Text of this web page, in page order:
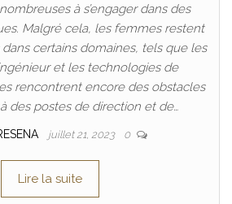
à s’engager dans des
Malgré cela, les femmes restent
certains domaines, tels que les
et les technologies de
rencontrent encore des obstacles
des postes de direction et de…
juillet 21, 2023 0
Lire la suite